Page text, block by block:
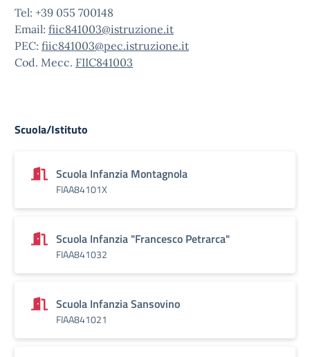
Tel: +39 055 700148
Email: fiic841003@istruzione.it
PEC: fiic841003@pec.istruzione.it
Cod. Mecc. FIIC841003
Scuola/Istituto
Scuola Infanzia Montagnola
FIAA84101X
Scuola Infanzia "Francesco Petrarca"
FIAA841032
Scuola Infanzia Sansovino
FIAA841021